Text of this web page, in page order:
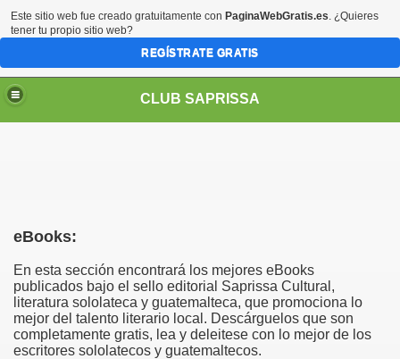
CLUB SAPRISSA
eBooks:
En esta sección encontrará los mejores eBooks
publicados bajo el sello editorial Saprissa Cultural,
literatura sololateca y guatemalteca, que promociona lo
mejor del talento literario local. Descárguelos que son
completamente gratis, lea y deleitese con lo mejor de los
escritores sololatecos y guatemaltecos.
Este sitio web fue creado gratuitamente con PaginaWebGratis.es. ¿Quieres
tener tu propio sitio web?
REGÍSTRATE GRATIS